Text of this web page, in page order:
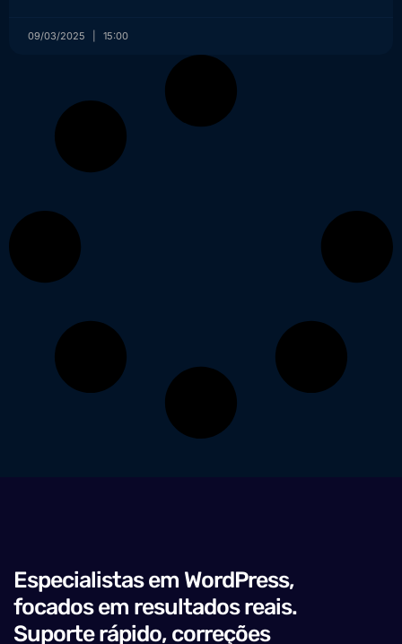
09/03/2025 15:00
Especialistas em WordPress,
focados em resultados reais.
Suporte rápido, correções